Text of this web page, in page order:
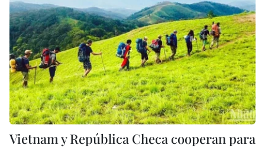
Vietnam y República Checa cooperan para